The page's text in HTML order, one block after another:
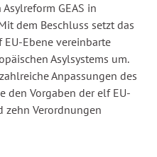
GEAS in
dem Beschluss setzt das
Ebene vereinbarte
Asylsystems um.
Anpassungen des
den Vorgaben der elf EU-
zehn Verordnungen